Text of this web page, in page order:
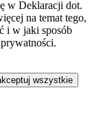
w Deklaracji dot.
na temat tego,
i w jaki sposób
wszystkie